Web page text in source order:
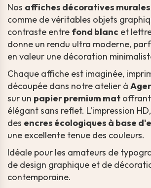
Nos affiches décoratives murales
comme de véritables objets
contraste entre fond blanc et
donne un rendu ultra moderne,
en valeur une décoration
Chaque affiche est imaginée,
découpée dans notre atelier à
sur un papier premium mat
élégant sans reflet. L’impression
des encres écologiques à base
une excellente tenue des couleurs.
Idéale pour les amateurs de
de design graphique et de
contemporaine.